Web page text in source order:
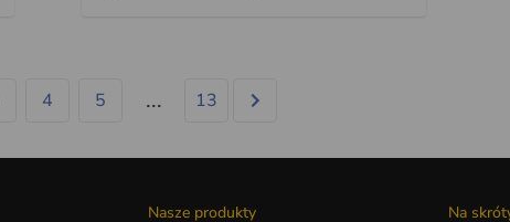
4 5 ... 13
Nasze produkty Na